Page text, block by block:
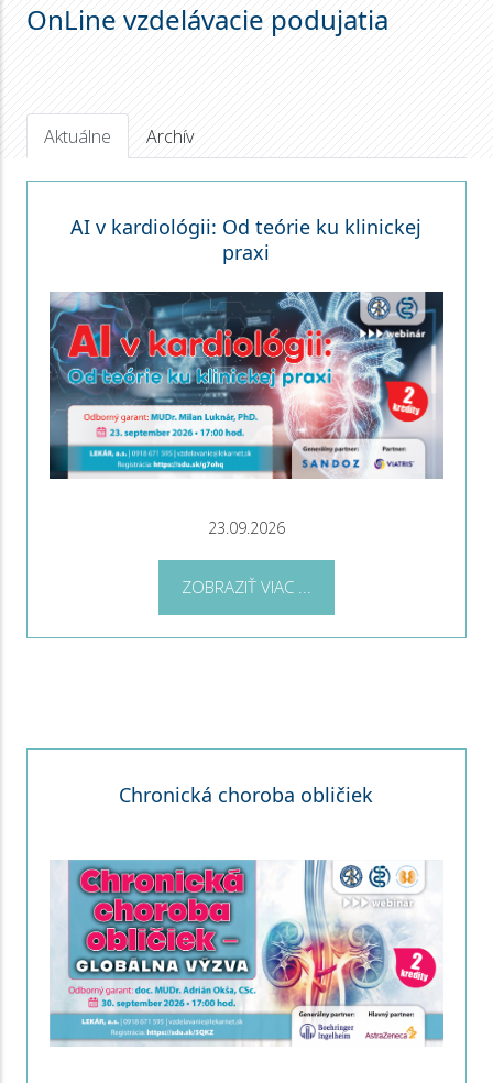
OnLine vzdelávacie podujatia
Aktuálne Archív
AI v kardiológii: Od teórie ku klinickej
praxi
23.09.2026
ZOBRAZIŤ VIAC ...
Chronická choroba obličiek